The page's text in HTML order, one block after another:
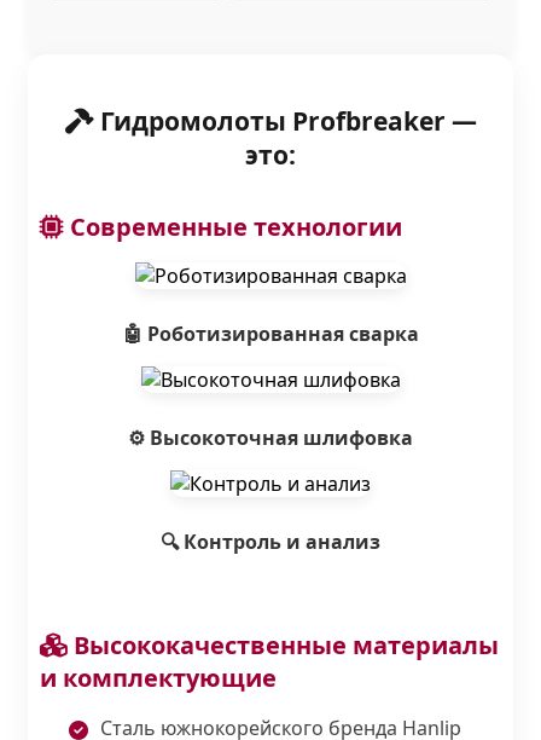
Гидромолоты Profbreaker —
это:
Современные технологии
🤖 Роботизированная сварка
⚙️ Высокоточная шлифовка
🔍 Контроль и анализ
Высококачественные материалы
и комплектующие
Сталь южнокорейского бренда Hanlip